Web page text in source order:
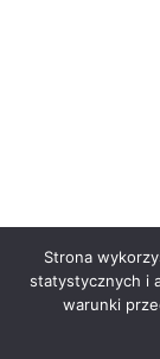
Strona
statystycznych i
warunki